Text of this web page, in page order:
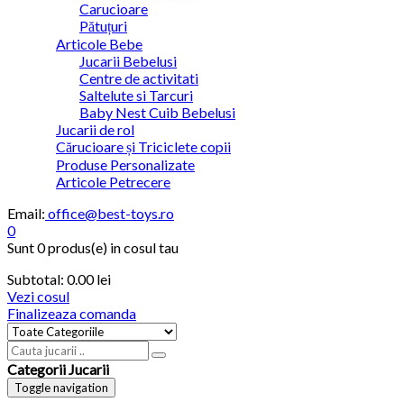
Carucioare
Pătuțuri
Articole Bebe
Jucarii Bebelusi
Centre de activitati
Saltelute si Tarcuri
Baby Nest Cuib Bebelusi
Jucarii de rol
Cărucioare și Triciclete copii
Produse Personalizate
Articole Petrecere
Email: office@best-toys.ro
0
Sunt0 produs(e) in cosul tau
Subtotal: 0.00lei
Vezi cosul
Finalizeaza comanda
Categorii Jucarii
Toggle navigation